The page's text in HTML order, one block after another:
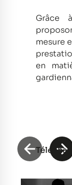
Grâce
mesure
en